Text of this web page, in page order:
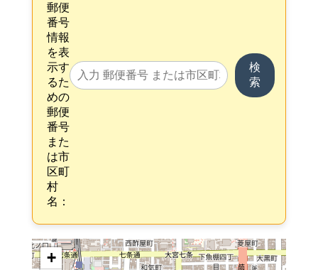
郵便
番号
情報
を表
示す
るた
めの
郵便
番号
また
は市
区町
村
名：
検
索
+